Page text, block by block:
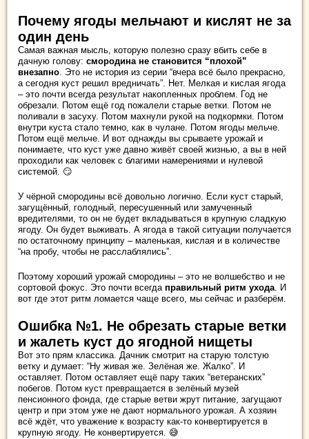
Почему ягоды мельчают и кислят не за
один день
Самая важная мысль, которую полезно сразу вбить себе в
дачную голову: смородина не становится “плохой”
внезапно. Это не история из серии “вчера всё было прекрасно,
а сегодня куст решил вредничать”. Нет. Мелкая и кислая ягода
– это почти всегда результат накопленных проблем. Год не
обрезали. Потом ещё год пожалели старые ветки. Потом не
поливали в засуху. Потом махнули рукой на подкормки. Потом
внутри куста стало темно, как в чулане. Потом ягоды мельче.
Потом ещё мельче. И вот однажды вы срываете урожай и
понимаете, что куст уже давно живёт своей жизнью, а вы в ней
проходили как человек с благими намерениями и нулевой
системой. 😏
У чёрной смородины всё довольно логично. Если куст старый,
загущённый, голодный, пересушенный или замученный
вредителями, то он не будет вкладываться в крупную сладкую
ягоду. Он будет выживать. А ягода в такой ситуации получается
по остаточному принципу – маленькая, кислая и в количестве
“на пробу, чтобы не расслаблялись”.
Поэтому хороший урожай смородины – это не волшебство и не
сортовой фокус. Это почти всегда правильный ритм ухода. И
вот где этот ритм ломается чаще всего, мы сейчас и разберём.
Ошибка №1. Не обрезать старые ветки
и жалеть куст до ягодной нищеты
Вот это прям классика. Дачник смотрит на старую толстую
ветку и думает: “Ну живая же. Зелёная же. Жалко”. И
оставляет. Потом оставляет ещё пару таких “ветеранских”
побегов. Потом куст превращается в зелёный музей
пенсионного фонда, где старые ветви жрут питание, загущают
центр и при этом уже не дают нормального урожая. А хозяин
всё ждёт, что уважение к возрасту как-то конвертируется в
крупную ягоду. Не конвертируется. 😅